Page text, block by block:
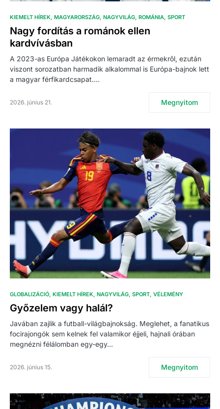
KIEMELT HÍREK MAGYARORSZÁG NAGYVILÁG ROMÁNIA SPORT
Nagy fordítás a románok ellen
kardvívásban
A 2023-as Európa Játékokon lemaradt az érmekről, ezután
viszont sorozatban harmadik alkalommal is Európa-bajnok lett
a magyar férfikardcsapat.…
2026. június 21. Megnyitom
GLOBALIZÁCIÓ KIEMELT HÍREK NAGYVILÁG SPORT VÉLEMÉNY
Győzelem vagy halál?
Javában zajlik a futball-világbajnokság. Meglehet, a fanatikus
focirajongók sem kelnek fel valamikor éjjeli, hajnali órában
megnézni félálomban egy-egy…
2026. június 15. Megnyitom